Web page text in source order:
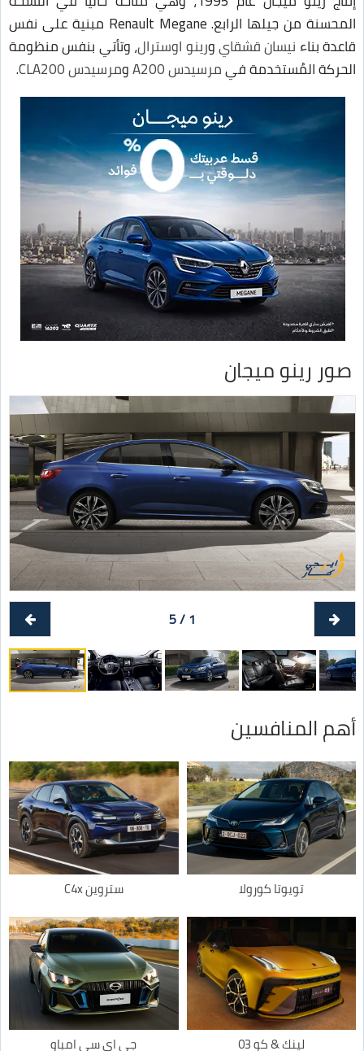
المحسنة من جيلها الرابع. Renault Megane مبنية على نفس
قاعدة بناء نيسان قشقايورينو اوسترال، وتأتي بنفس منظومة
الحركة المُستخدمة فيمرسيدس A200 ومرسيدس CLA200 .
صور رينو ميجان
1 / 5
أهم المنافسين
تويوتا كورولا ستروين C4x
لينك & كو 03 جي اي سي امباو